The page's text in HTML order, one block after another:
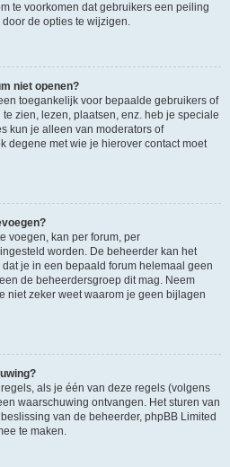
te voorkomen dat gebruikers een peiling
de opties te wijzigen.
niet openen?
toegankelijk voor bepaalde gebruikers of
zien, lezen, plaatsen, enz. heb je speciale
kun je alleen van moderators of
degene met wie je hierover contact moet
voegen, kan per forum, per
worden. De beheerder kan het
je in een bepaald forum helemaal geen
de beheerdersgroep dit mag. Neem
niet zeker weet waarom je geen bijlagen
als je één van deze regels (volgens
waarschuwing ontvangen. Het sturen van
van de beheerder, phpBB Limited
te maken.